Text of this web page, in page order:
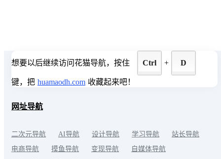
想要以后继续访问花猫导航，按住 Ctrl + D
键，把 huamaodh.com 收藏起来吧！
网址导航
二次元导航 AI导航 设计导航 学习导航
站长导航
电商导航
摸鱼导航 变现导航
自媒体导航